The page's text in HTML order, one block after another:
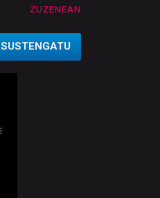
ZUZENEAN
SUSTENGATU